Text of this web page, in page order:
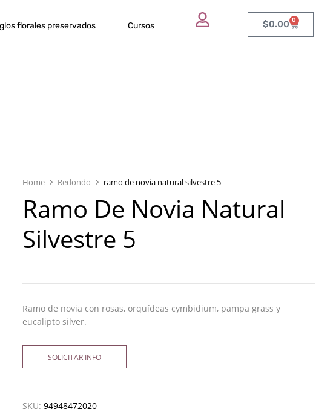
florales preservados Cursos $0.00 0
Home Redondo ramo de novia natural silvestre 5
Ramo De Novia Natural
Silvestre 5
Ramo de novia con rosas, orquídeas cymbidium, pampa grass y
eucalipto silver.
SOLICITAR INFO
SKU:94948472020